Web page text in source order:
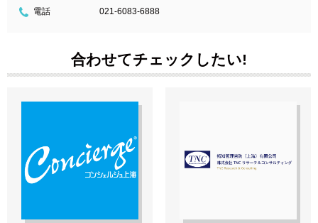
電話 021-6083-6888
合わせてチェックしたい!